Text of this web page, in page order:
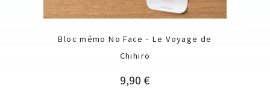
Bloc mémo No Face - Le Voyage de
Chihiro
Prix
9,90 €